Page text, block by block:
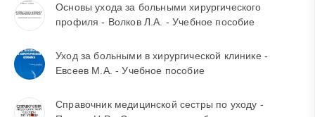
Основы ухода за больными хирургического
профиля - Волков Л.А. - Учебное пособие
Уход за больными в хирургической клинике -
Евсеев М.А. - Учебное пособие
Справочник медицинской сестры по уходу -